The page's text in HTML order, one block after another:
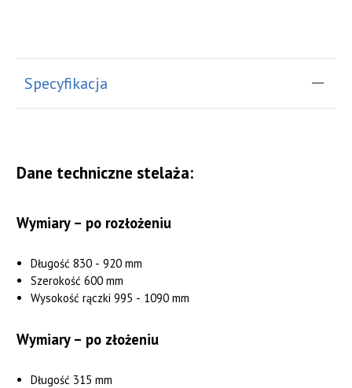
Specyfikacja
Dane techniczne stelaża:
Wymiary – po rozłożeniu
Długość 830 - 920 mm
Szerokość 600 mm
Wysokość rączki 995 - 1090 mm
Wymiary – po złożeniu
Długość 315 mm